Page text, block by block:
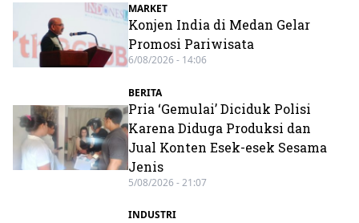
MARKET
Konjen India di Medan Gelar
Promosi Pariwisata
6/08/2026 - 14:06
BERITA
Pria ‘Gemulai’ Diciduk Polisi
Karena Diduga Produksi dan
Jual Konten Esek-esek Sesama
Jenis
5/08/2026 - 21:07
INDUSTRI